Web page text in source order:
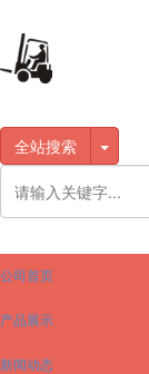
全站搜索
公司首页
产品展示
新闻动态